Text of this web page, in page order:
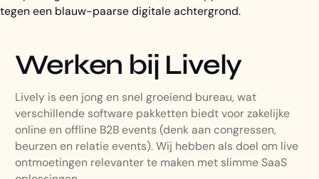
Werken bij Lively
Lively is een jong en snel groeiend bureau, wat
verschillende software pakketten biedt voor zakelijke
online en offline B2B events (denk aan congressen,
beurzen en relatie events). Wij hebben als doel om live
ontmoetingen relevanter te maken met slimme SaaS